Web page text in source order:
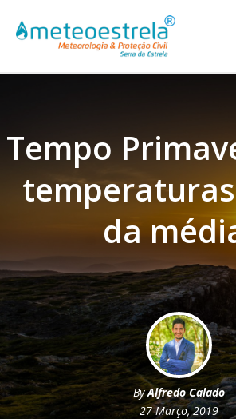
Tempo
da
ByAlfredo Calado
27 Março, 2019